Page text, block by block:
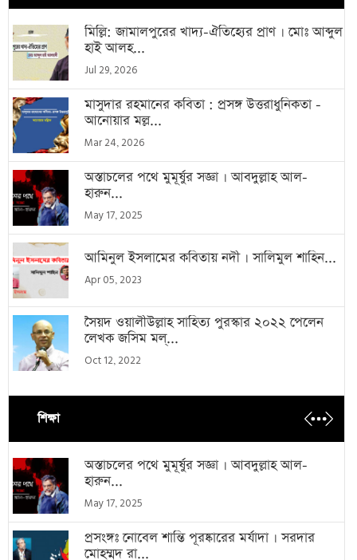
মিল্লি: জামালপুরের খাদ্য-ঐতিহ্যের প্রাণ । মোঃ আব্দুল
হাই আলহ...
Jul 29, 2026
মাসুদার রহমানের কবিতা : প্রসঙ্গ উত্তরাধুনিকতা -
আনোয়ার মল্ল...
Mar 24, 2026
অস্তাচলের পথে মুমূর্ষুর সজ্ঞা । আবদুল্লাহ আল-
হারুন...
May 17, 2025
আমিনুল ইসলামের কবিতায় নদী । সালিমুল শাহিন...
Apr 05, 2023
সৈয়দ ওয়ালীউল্লাহ সাহিত্য পুরস্কার ২০২২ পেলেন
লেখক জসিম মল্...
Oct 12, 2022
শিক্ষা
অস্তাচলের পথে মুমূর্ষুর সজ্ঞা । আবদুল্লাহ আল-
হারুন...
May 17, 2025
প্রসংঙ্গঃ নোবেল শান্তি পূরষ্কারের মর্যাদা । সরদার
মোহম্মদ রা...